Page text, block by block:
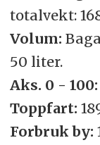
totalvekt:
Volum:
50 liter.
Aks. 0 - 100:
Toppfart:
Forbruk by: